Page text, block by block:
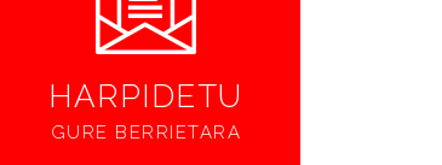
HARPIDETU
GURE BERRIETARA